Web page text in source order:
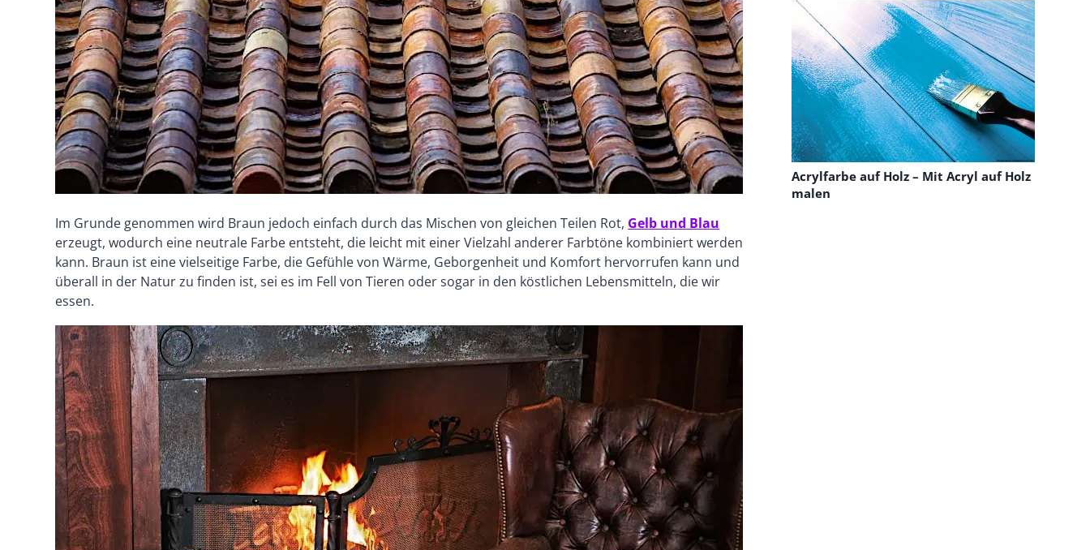
Im Grunde genommen wird Braun jedoch einfach durch das Mischen von gleichen Teilen Rot, Gelb und Blau
erzeugt, wodurch eine neutrale Farbe entsteht, die leicht mit einer Vielzahl anderer Farbtöne kombiniert werden
kann. Braun ist eine vielseitige Farbe, die Gefühle von Wärme, Geborgenheit und Komfort hervorrufen kann und
überall in der Natur zu finden ist, sei es im Fell von Tieren oder sogar in den köstlichen Lebensmitteln, die wir
essen.
Acrylfarbe auf Holz – Mit Acryl auf Holz
malen